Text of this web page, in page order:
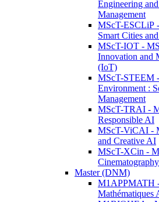
Engineering
Management
MScT-ESCLiP
Smart Cities
MScT-IOT -
Innovation and
(IoT)
MScT-STEEM
Environment :
Management
MScT-TRAI -
Responsible AI
MScT-ViCAI -
and Creative AI
MScT-XCin -
Master (DNM)
M1APPMATH
Mathématiques